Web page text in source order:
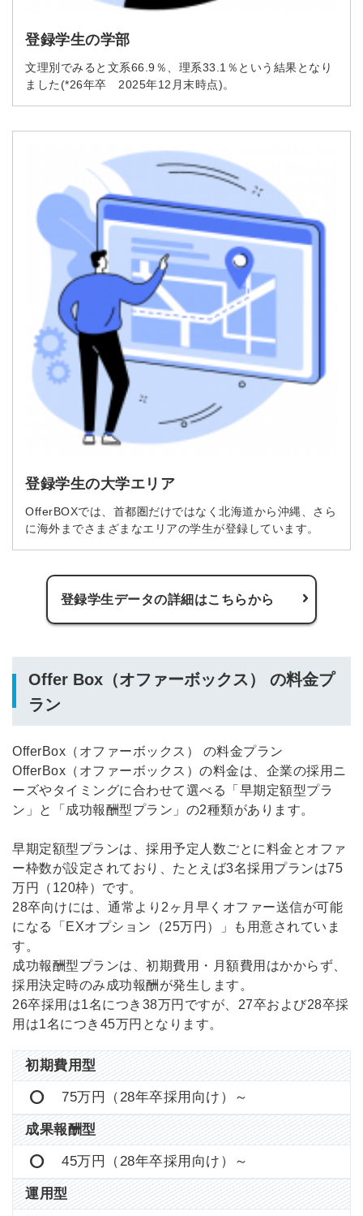
登録学生の学部
文理別でみると文系66.9％、理系33.1％という結果となり
ました(*26年卒 2025年12月末時点)。
登録学生の大学エリア
OfferBOXでは、首都圏だけではなく北海道から沖縄、さら
に海外までさまざまなエリアの学生が登録しています。
登録学生データの詳細はこちらから
Offer Box（オファーボックス） の料金プ
ラン
OfferBox（オファーボックス） の料金プラン
OfferBox（オファーボックス）の料金は、企業の採用ニ
ーズやタイミングに合わせて選べる「早期定額型プラ
ン」と「成功報酬型プラン」の2種類があります。
早期定額型プランは、採用予定人数ごとに料金とオファ
ー枠数が設定されており、たとえば3名採用プランは75
万円（120枠）です。
28卒向けには、通常より2ヶ月早くオファー送信が可能
になる「EXオプション（25万円）」も用意されていま
す。
成功報酬型プランは、初期費用・月額費用はかからず、
採用決定時のみ成功報酬が発生します。
26卒採用は1名につき38万円ですが、27卒および28卒採
用は1名につき45万円となります。
初期費用型
75万円（28年卒採用向け）～
成果報酬型
45万円（28年卒採用向け）～
運用型
みんなの採用部があなたの許可なく投稿すること